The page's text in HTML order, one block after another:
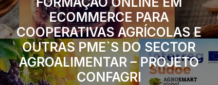
ECOMMERCE PARA
COOPERATIVAS AGRÍCOLAS E
OUTRAS PME`S DO SECTOR
AGROALIMENTAR – PROJETO
CONFAGRI